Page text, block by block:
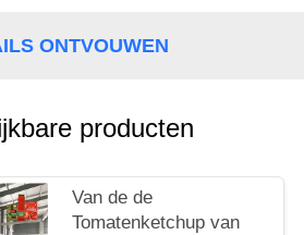
ONTVOUWEN
producten
Van de de
Tomatenketchup van